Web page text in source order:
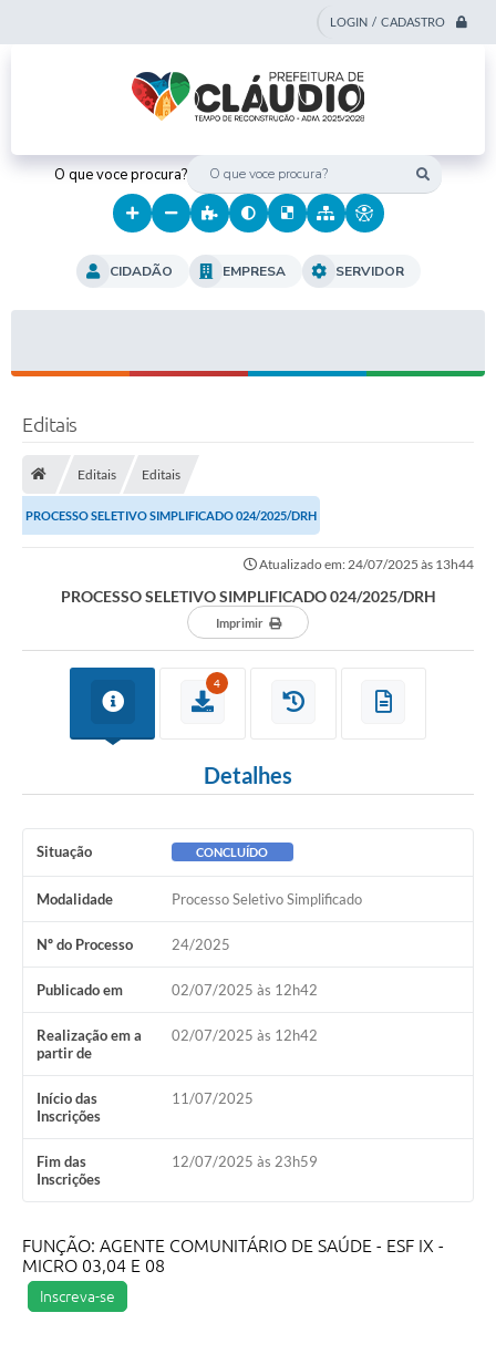
LOGIN / CADASTRO
O que voce procura?
CIDADÃO EMPRESA SERVIDOR
Editais
Editais Editais
PROCESSO SELETIVO SIMPLIFICADO 024/2025/DRH
Atualizado em: 24/07/2025 às 13h44
PROCESSO SELETIVO SIMPLIFICADO 024/2025/DRH
Imprimir
4
Detalhes
Situação CONCLUÍDO
Modalidade Processo Seletivo Simplificado
Nº do Processo 24/2025
Publicado em 02/07/2025 às 12h42
Realização em a
partir de
02/07/2025 às 12h42
Início das
Inscrições
11/07/2025
Fim das
Inscrições
12/07/2025 às 23h59
FUNÇÃO: AGENTE COMUNITÁRIO DE SAÚDE - ESF IX -
MICRO 03,04 E 08
Inscreva-se